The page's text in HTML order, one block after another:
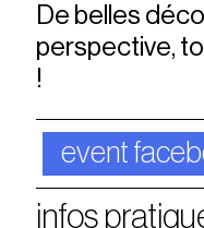
De belles
perspective,
!
event
infos